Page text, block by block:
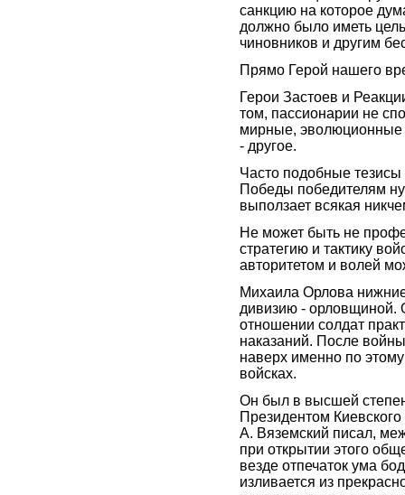
санкцию на которое
должно было иметь
чиновников и другим
Прямо Герой нашего
Герои Застоев и
том, пассионарии не
мирные, эволюционные
- другое.
Часто подобные
Победы победителям
выползает всякая
Не может быть не
стратегию и тактику
авторитетом и волей
Михаила Орлова
дивизию - орловщиной.
отношении солдат
наказаний. После
наверх именно по
войсках.
Он был в высшей
Президентом
А. Вяземский писал,
при открытии этого
везде отпечаток ума
изливается из